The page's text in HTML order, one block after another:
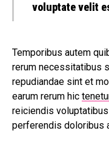
voluptate velit
Temporibus autem
rerum necessitatibus
repudiandae sint et
earum rerum hic
reiciendis
perferendis doloribus